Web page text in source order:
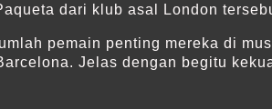
dari klub asal London
pemain penting mereka di
Jelas dengan begitu